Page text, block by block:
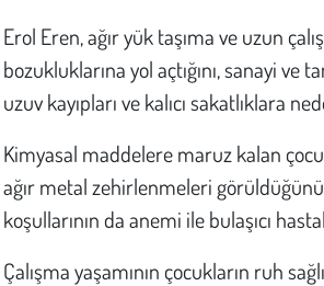
Erol Eren, ağır yük taşıma ve uzun
bozukluklarına yol açtığını, sanayi
uzuv kayıpları ve kalıcı sakatlıklara
Kimyasal maddelere maruz kalan
ağır metal zehirlenmeleri
koşullarının da anemi ile bulaşıcı
Çalışma yaşamının çocukların ruh